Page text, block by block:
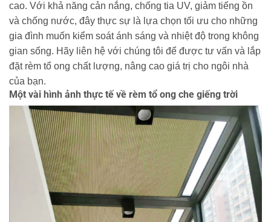
cao. Với khả năng cản nắng, chống tia UV, giảm tiếng ồn
và chống nước, đây thực sự là lựa chọn tối ưu cho những
gia đình muốn kiểm soát ánh sáng và nhiệt độ trong không
gian sống. Hãy liên hệ với chúng tôi để được tư vấn và lắp
đặt rèm tổ ong chất lượng, nâng cao giá trị cho ngôi nhà
của bạn.
Một vài hình ảnh thực tế về rèm tổ ong che giếng trời